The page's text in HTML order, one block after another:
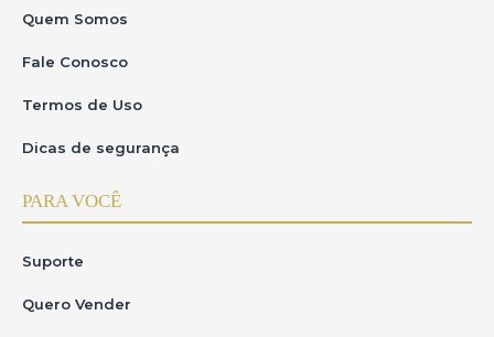
Quem Somos
Fale Conosco
Termos de Uso
Dicas de segurança
PARA VOCÊ
Suporte
Quero Vender